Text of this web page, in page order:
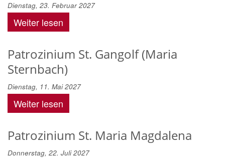
Dienstag, 23. Februar 2027
Weiter lesen
Patrozinium St. Gangolf (Maria
Sternbach)
Dienstag, 11. Mai 2027
Weiter lesen
Patrozinium St. Maria Magdalena
Donnerstag, 22. Juli 2027